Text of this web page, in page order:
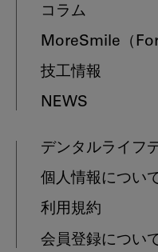
コラム
MoreSmile （
技工情報
NEWS
デンタルライフ
個人情報について
利用規約
会員登録につい